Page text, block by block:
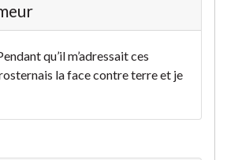
qu’il m’adressait ces
la face contre terre et je